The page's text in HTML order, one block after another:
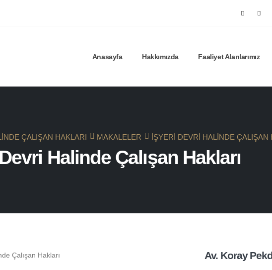
Anasayfa Hakkımızda Faaliyet Alanlarımız
ÇALIŞAN HAKLARI MAKALELER İŞYERI DEVRI HALINDE ÇALIŞAN
Halinde Çalışan Hakları
Av. Koray